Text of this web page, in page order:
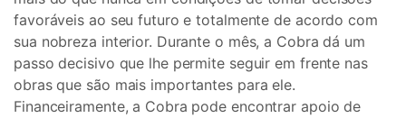
favoráveis ​​ao seu futuro e totalmente de acordo com
sua nobreza interior. Durante o mês, a Cobra dá um
passo decisivo que lhe permite seguir em frente nas
obras que são mais importantes para ele.
Financeiramente, a Cobra pode encontrar apoio de